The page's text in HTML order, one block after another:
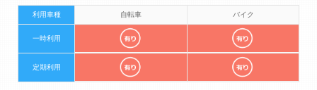
利用車種 自転車 バイク
一時利用
定期利用